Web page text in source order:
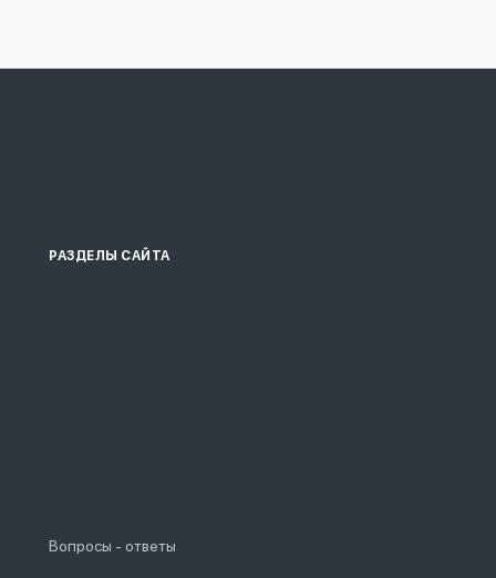
РАЗДЕЛЫ САЙТА
Вопросы - ответы